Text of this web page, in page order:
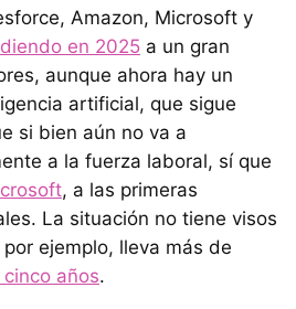
Amazon, Microsoft y
en 2025 a un gran
aunque ahora hay un
artificial, que sigue
si bien aún no va a
a la fuerza laboral, sí que
, a las primeras
La situación no tiene visos
ejemplo, lleva más de
años.